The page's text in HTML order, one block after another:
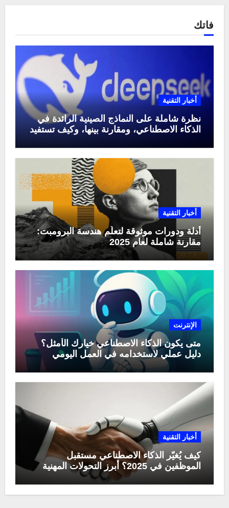
فاتك
أخبار التقنية
نظرة شاملة على النماذج الصينية الرائدة في
الذكاء الاصطناعي، ومقارنة بينها، وكيف تستفيد
أخبار التقنية
أدلة ودورات موثوقة لتعلّم هندسة البرومبت:
مقارنة شاملة لعام 2025
الإنترنت
متى يكون الذكاء الاصطناعي خيارك الأمثل؟
دليل عملي لاستخدامه في العمل اليومي
أخبار التقنية
كيف يُغيّر الذكاء الاصطناعي مستقبل
الموظفين في 2025؟ أبرز التحولات المهنية